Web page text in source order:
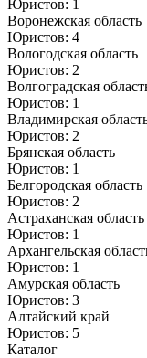
Юристов: 1
Воронежская область
Юристов: 4
Вологодская область
Юристов: 2
Волгоградская
Юристов: 1
Владимирская
Юристов: 2
Брянская область
Юристов: 1
Белгородская область
Юристов: 2
Астраханская область
Юристов: 1
Архангельская
Юристов: 1
Амурская область
Юристов: 3
Алтайский край
Юристов: 5
Каталог